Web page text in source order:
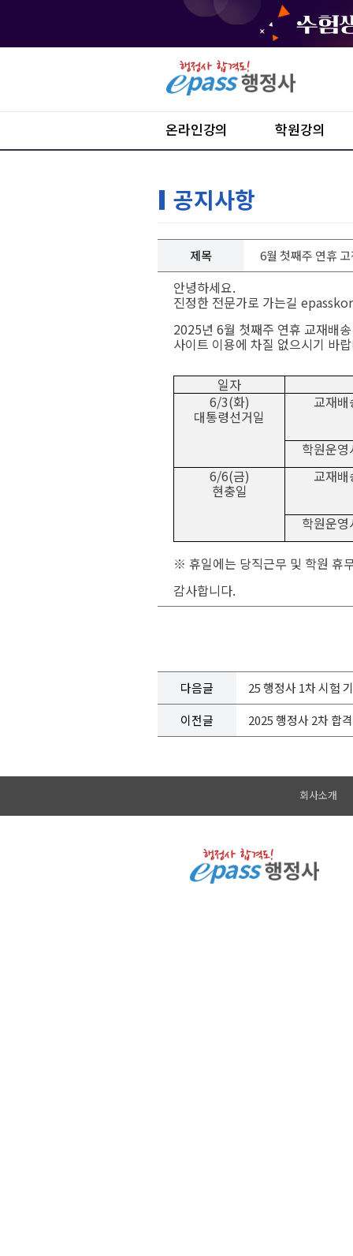
온라인강의 학원강의
공지사항
제목 6월 첫째주 연휴
안녕하세요.
진정한 전문가로 가는길
2025년 6월 첫째주 연휴 교재배
사이트 이용에 차질 없으시기 바
일자
6/3(화)
대통령선거일
교재배
학원운영
6/6(금)
현충일
교재배
학원운영
※ 휴일에는 당직근무 및 학원 휴
감사합니다.
다음글
25 행정사 1차 시험
이전글
2025 행정사 2차 합
회사소개